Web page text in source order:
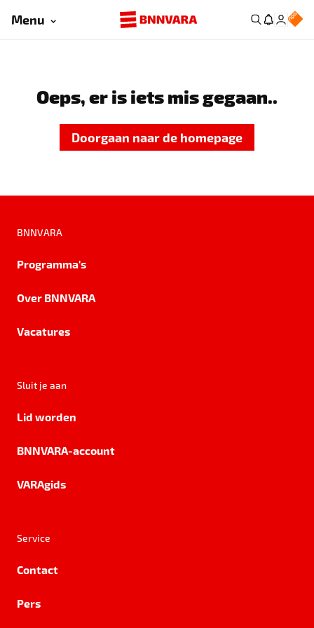
Menu
Oeps, er is iets mis gegaan..
Doorgaan naar de homepage
BNNVARA
Programma's
Over BNNVARA
Vacatures
Sluit je aan
Lid worden
BNNVARA-account
VARAgids
Service
Contact
Pers